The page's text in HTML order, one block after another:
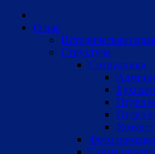
О нас
Историческая
Структура
Сотрудники
Отдел
Отдел
Фото
Схема